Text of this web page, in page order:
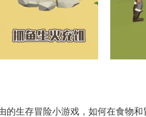
的生存冒险小游戏，如何在食物